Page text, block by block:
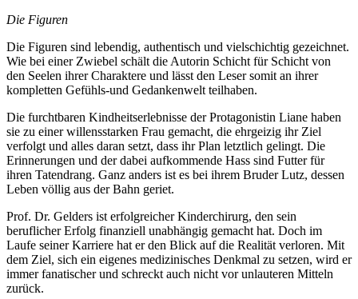
Die Figuren
Die Figuren sind lebendig, authentisch und vielschichtig gezeichnet.
Wie bei einer Zwiebel schält die Autorin Schicht für Schicht von
den Seelen ihrer Charaktere und lässt den Leser somit an ihrer
kompletten Gefühls-und Gedankenwelt teilhaben.
Die furchtbaren Kindheitserlebnisse der Protagonistin Liane haben
sie zu einer willensstarken Frau gemacht, die ehrgeizig ihr Ziel
verfolgt und alles daran setzt, dass ihr Plan letztlich gelingt. Die
Erinnerungen und der dabei aufkommende Hass sind Futter für
ihren Tatendrang. Ganz anders ist es bei ihrem Bruder Lutz, dessen
Leben völlig aus der Bahn geriet.
Prof. Dr. Gelders ist erfolgreicher Kinderchirurg, den sein
beruflicher Erfolg finanziell unabhängig gemacht hat. Doch im
Laufe seiner Karriere hat er den Blick auf die Realität verloren. Mit
dem Ziel, sich ein eigenes medizinisches Denkmal zu setzen, wird er
immer fanatischer und schreckt auch nicht vor unlauteren Mitteln
zurück.